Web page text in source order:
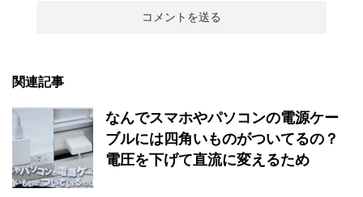
関連記事
なんでスマホやパソコンの電源ケー
ブルには四角いものがついてるの？
電圧を下げて直流に変えるため